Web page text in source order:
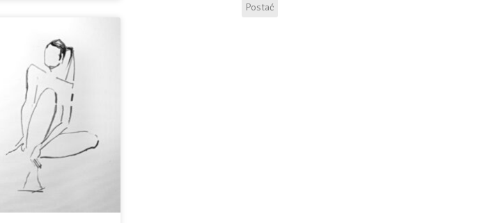
Postać